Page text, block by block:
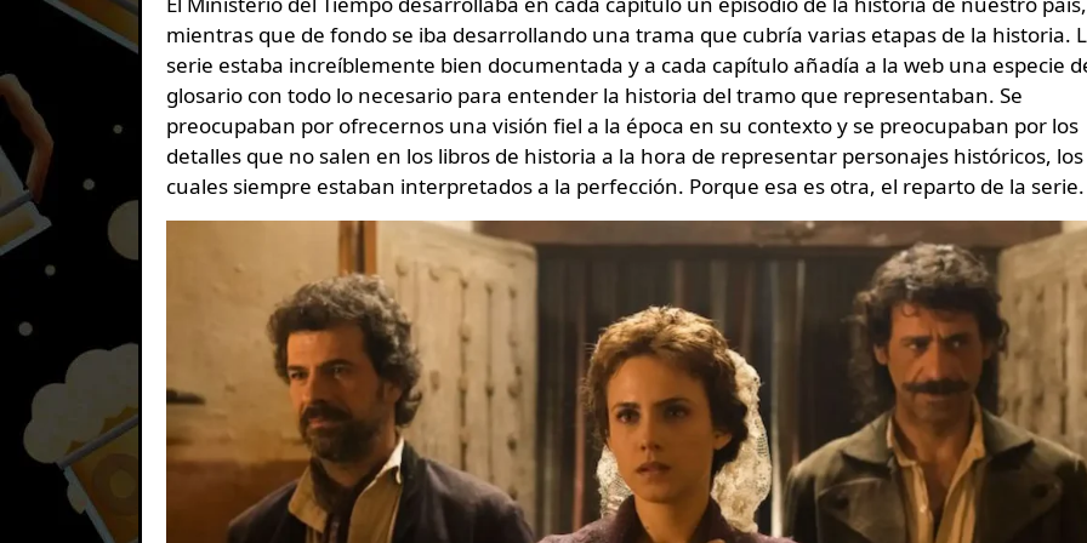
mientras que de fondo se iba desarrollando una trama que cubría varias etapas de la historia.
serie estaba increíblemente bien documentada y a cada capítulo añadía a la web una especie
glosario con todo lo necesario para entender la historia del tramo que representaban. Se
preocupaban por ofrecernos una visión fiel a la época en su contexto y se preocupaban por los
detalles que no salen en los libros de historia a la hora de representar personajes históricos, los
cuales siempre estaban interpretados a la perfección. Porque esa es otra, el reparto de la serie.